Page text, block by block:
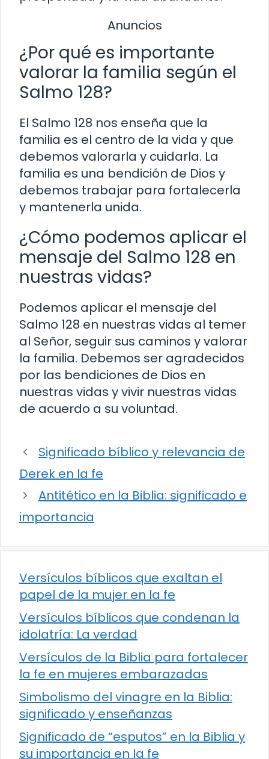
Anuncios
¿Por qué es importante
valorar la familia según el
Salmo 128?
El Salmo 128 nos enseña que la
familia es el centro de la vida y que
debemos valorarla y cuidarla. La
familia es una bendición de Dios y
debemos trabajar para fortalecerla
y mantenerla unida.
¿Cómo podemos aplicar el
mensaje del Salmo 128 en
nuestras vidas?
Podemos aplicar el mensaje del
Salmo 128 en nuestras vidas al temer
al Señor, seguir sus caminos y valorar
la familia. Debemos ser agradecidos
por las bendiciones de Dios en
nuestras vidas y vivir nuestras vidas
de acuerdo a su voluntad.
Significado bíblico y relevancia de
Derek en la fe
Antitético en la Biblia: significado e
importancia
Versículos bíblicos que exaltan el
papel de la mujer en la fe
Versículos bíblicos que condenan la
idolatría: La verdad
Versículos de la Biblia para fortalecer
la fe en mujeres embarazadas
Simbolismo del vinagre en la Biblia:
significado y enseñanzas
Significado de “esputos” en la Biblia y
su importancia en la fe